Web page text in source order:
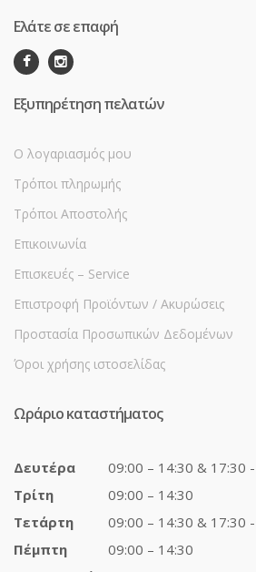
Ελάτε σε επαφή
Εξυπηρέτηση πελατών
Ο λογαριασμός μου
Τρόποι πληρωμής
Τρόποι Αποστολής
Επικοινωνία
Επισκευές – Service
Επιστροφή Προϊόντων / Ακυρώσεις
Προστασία Προσωπικών Δεδομένων
Όροι χρήσης ιστοσελίδας
Ωράριο καταστήματος
Δευτέρα
09:00 – 14:30 & 17:30
Τρίτη
09:00 – 14:30
Τετάρτη
09:00 – 14:30 & 17:30
Πέμπτη
09:00 – 14:30